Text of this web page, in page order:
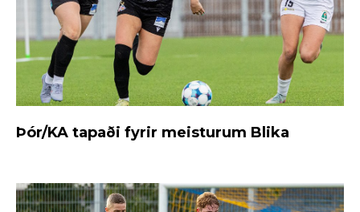
Þór/KA tapaði fyrir meisturum Blika